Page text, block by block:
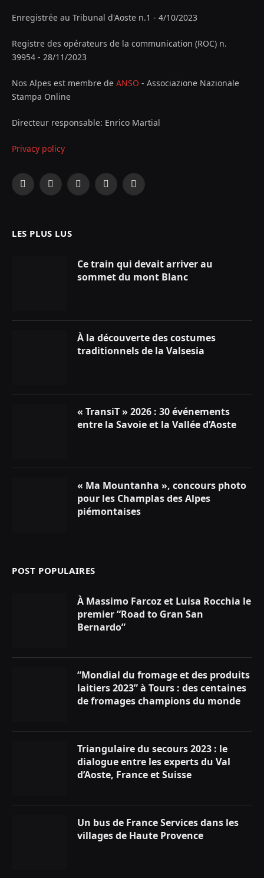
Enregistrée au Tribunal d'Aoste n.1 - 4/10/2023
Registre des opérateurs de la communication (ROC) n.
39954 - 28/11/2023
Nos Alpes est membre de ANSO - Associazione Nazionale
Stampa Online
Directeur responsable: Enrico Martial
Privacy policy
Facebook
X
InstagramYouTubeLinkedIn
LES PLUS LUS
Ce train qui devait arriver au
sommet du mont Blanc
À la découverte des costumes
traditionnels de la Valsesia
« TransiT » 2026 : 30 événements
entre la Savoie et la Vallée d’Aoste
« Ma Mountanha », concours photo
pour les Champlas des Alpes
piémontaises
POST POPULAIRES
À Massimo Farcoz et Luisa Rocchia le
premier “Road to Gran San
Bernardo”
“Mondial du fromage et des produits
laitiers 2023” à Tours : des centaines
de fromages champions du monde
Triangulaire du secours 2023 : le
dialogue entre les experts du Val
d’Aoste, France et Suisse
Un bus de France Services dans les
villages de Haute Provence